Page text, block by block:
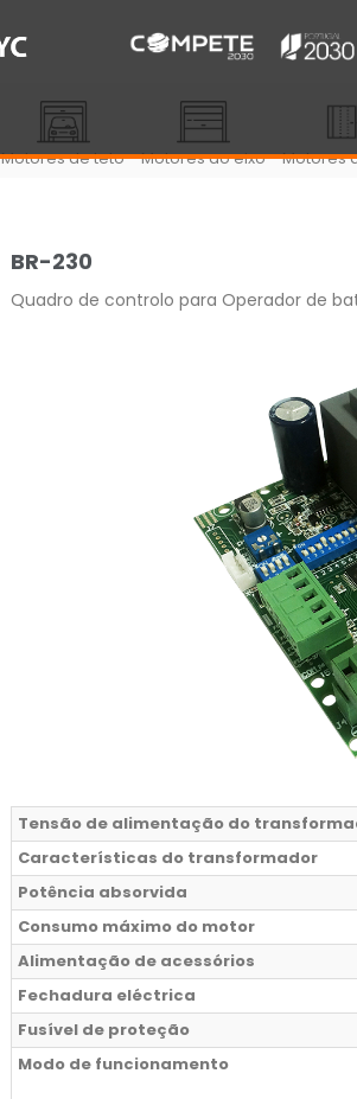
Motores de teto Motores ao eixo Motores
BR-230
Quadro de controlo para Operador de
Tensão de alimentação do
Características do transformador
Potência absorvida
Consumo máximo do motor
Alimentação de acessórios
Fechadura eléctrica
Fusível de proteção
Modo de funcionamento